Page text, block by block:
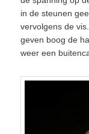
in de steunen
vervolgens de
geven boog de
weer een